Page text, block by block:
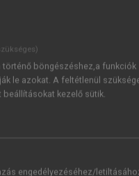
Kérek értesítést a MeRSZ
Kérek értesítést az
történő böngészéshez,a funkciók
le azokat. A feltétlenül
kezelő sütik.
engedélyezéséhez/